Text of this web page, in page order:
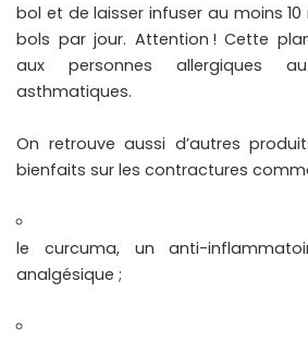
bol et de laisser infuser au moins 10
bols par jour. Attention ! Cette
aux personnes allergiques
asthmatiques.
On retrouve aussi d’autres
bienfaits sur les contractures
le curcuma, un anti-
analgésique ;